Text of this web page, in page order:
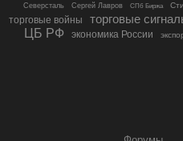
Северсталь Сергей Лавров СПб Биржа
торговые войны торговые
ЦБ РФ экономика России